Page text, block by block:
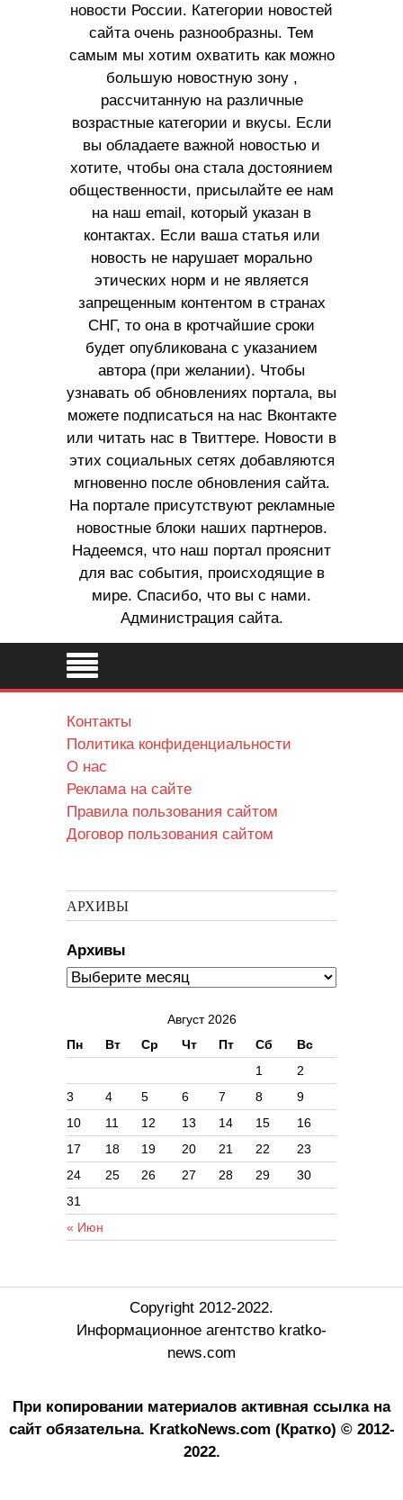
новости России. Категории новостей
сайта очень разнообразны. Тем
самым мы хотим охватить как можно
большую новостную зону ,
рассчитанную на различные
возрастные категории и вкусы. Если
вы обладаете важной новостью и
хотите, чтобы она стала достоянием
общественности, присылайте ее нам
на наш email, который указан в
контактах. Если ваша статья или
новость не нарушает морально
этических норм и не является
запрещенным контентом в странах
СНГ, то она в кротчайшие сроки
будет опубликована с указанием
автора (при желании). Чтобы
узнавать об обновлениях портала, вы
можете подписаться на нас Вконтакте
или читать нас в Твиттере. Новости в
этих социальных сетях добавляются
мгновенно после обновления сайта.
На портале присутствуют рекламные
новостные блоки наших партнеров.
Надеемся, что наш портал прояснит
для вас события, происходящие в
мире. Спасибо, что вы с нами.
Администрация сайта.
Контакты
Политика конфиденциальности
О нас
Реклама на сайте
Правила пользования сайтом
Договор пользования сайтом
АРХИВЫ
Архивы
Август 2026
Пн
Вт Ср Чт Пт Сб Вс
« Июн
1
2
3
4 5 6 7 8
9
10
11 12 13 14 15
16
17
18 19 20 21 22
23
24
25 26 27 28 29
30
31
Copyright 2012-2022.
Информационное агентство kratko-
news.com
При копировании материалов активная ссылка на
сайт обязательна. KratkoNews.com (Кратко) © 2012-
2022.